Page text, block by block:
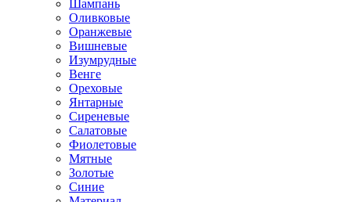
Шампань
Оливковые
Оранжевые
Вишневые
Изумрудные
Венге
Ореховые
Янтарные
Сиреневые
Салатовые
Фиолетовые
Мятные
Золотые
Синие